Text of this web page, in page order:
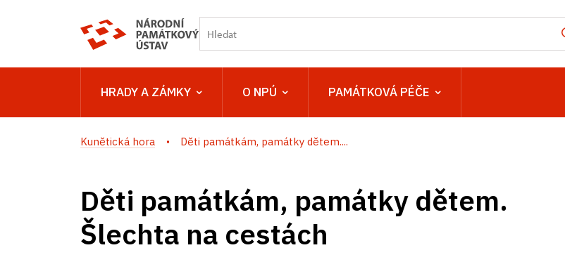
HRADY A ZÁMKY O NPÚ PAMÁTKOVÁ PÉČE
Kunětická hora Děti památkám, památky dětem....
Děti památkám, památky dětem.
Šlechta na cestách